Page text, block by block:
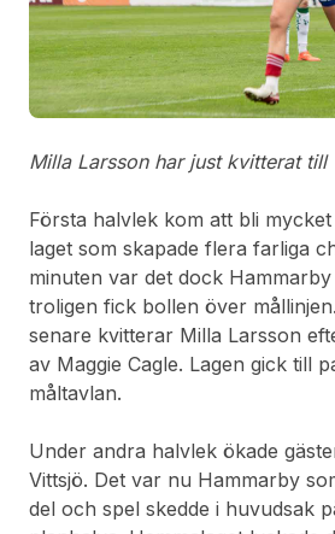
Milla Larsson har just kvitterat till
Första halvlek kom att bli
laget som skapade flera farliga
minuten var det dock
troligen fick bollen över
senare kvitterar Milla Larsson
av Maggie Cagle. Lagen gick till
måltavlan.
Under andra halvlek ökade
Vittsjö. Det var nu Hammarby
del och spel skedde i huvudsak